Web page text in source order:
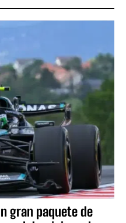
gran paquete de